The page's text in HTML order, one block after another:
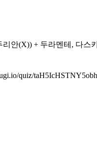
리안(X)) + 두라멘테, 다스
quiz/